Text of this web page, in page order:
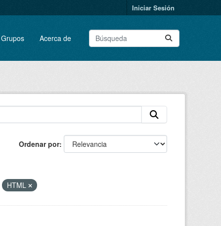
Iniciar Sesión
Grupos Acerca de
Ordenar por
HTML